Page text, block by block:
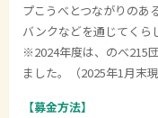
プこうべとつながりのあ
バンクなどを通じてくら
※2024年度は、のべ215
ました。（2025年1月末現
【募金方法】